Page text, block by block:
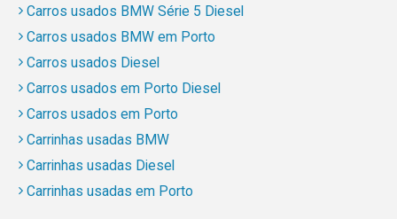
Carros usados BMW Série 5 Diesel
Carros usados BMW em Porto
Carros usados Diesel
Carros usados em Porto Diesel
Carros usados em Porto
Carrinhas usadas BMW
Carrinhas usadas Diesel
Carrinhas usadas em Porto